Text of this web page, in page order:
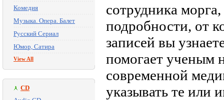
Комедия
Музыка. Опера. Балет
Русский Сериал
Юмор, Сатира
View All
CD
сотрудника
подробности, от
записей вы
помогает ученым
современной
указывать те или